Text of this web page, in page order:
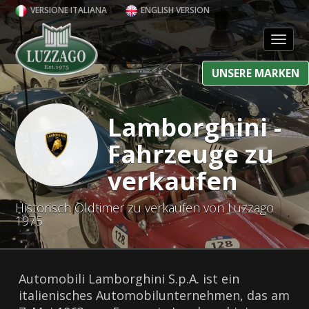
VERSIONE ITALIANA ENGLISH VERSION
UNSERE MARKEN
Lamborghini -
Fahrzeuge zu
verkaufen
Historisch Oldtimer zu verkaufen von Luzzago
1975
Automobili Lamborghini S.p.A. ist ein
italienisches Automobilunternehmen, das am